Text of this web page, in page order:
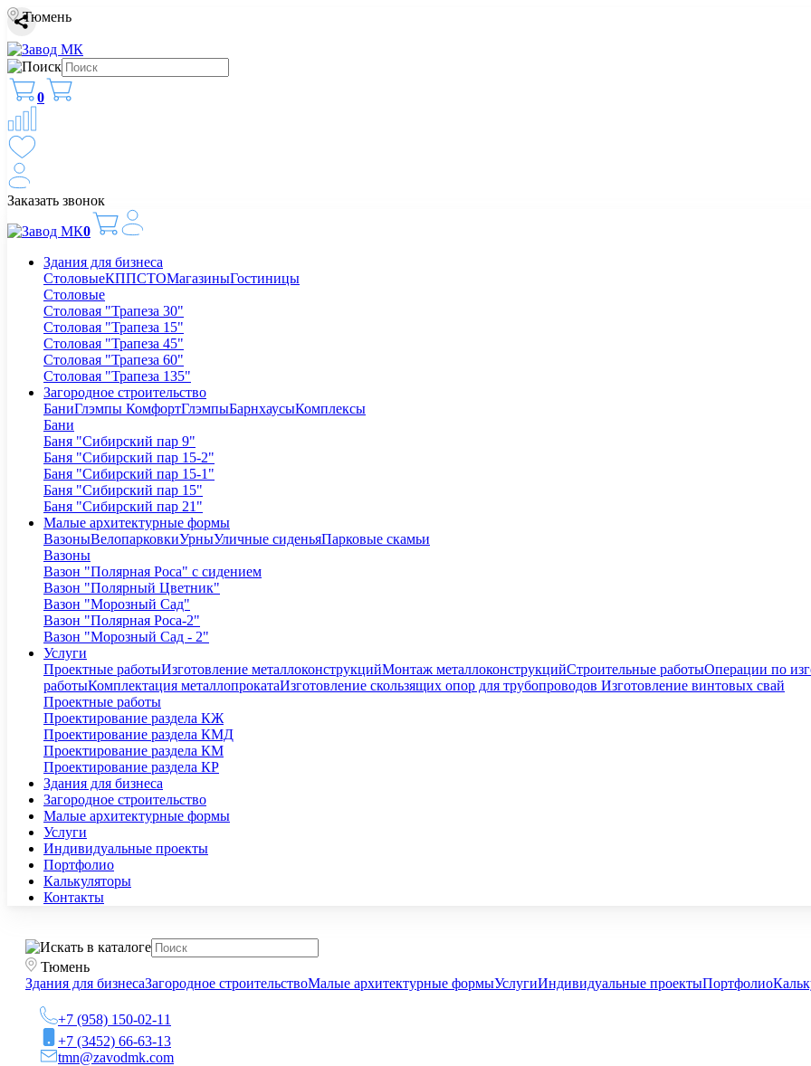
Тюмень
0
Заказать звонок
0
Здания для бизнеса
СтоловыеКППСТОМагазиныГостиницы
Столовые
Столовая "Трапеза 30"
Столовая "Трапеза 15"
Столовая "Трапеза 45"
Столовая "Трапеза 60"
Столовая "Трапеза 135"
Загородное строительство
БаниГлэмпы КомфортГлэмпыБарнхаусыКомплексы
Бани
Баня "Сибирский пар 9"
Баня "Сибирский пар 15-2"
Баня "Сибирский пар 15-1"
Баня "Сибирский пар 15"
Баня "Сибирский пар 21"
Малые архитектурные формы
ВазоныВелопарковкиУрныУличные сиденьяПарковые скамьи
Вазоны
Вазон "Полярная Роса" с сидением
Вазон "Полярный Цветник"
Вазон "Морозный Сад"
Вазон "Полярная Роса-2"
Вазон "Морозный Сад - 2"
Услуги
Проектные работыИзготовление металлоконструкцийМонтаж металлоконструкцийСтроительные работыОперации по
работыКомплектация металлопрокатаИзготовление скользящих опор для трубопроводов Изготовление винтовых свай
Проектные работы
Проектирование раздела КЖ
Проектирование раздела КМД
Проектирование раздела КМ
Проектирование раздела КР
Здания для бизнеса
Загородное строительство
Малые архитектурные формы
Услуги
Индивидуальные проекты
Портфолио
Калькуляторы
Контакты
Тюмень
Здания для бизнесаЗагородное строительствоМалые архитектурные формыУслугиИндивидуальные проектыПортфолио
+7 (958) 150-02-11
+7 (3452) 66-63-13
tmn@zavodmk.com